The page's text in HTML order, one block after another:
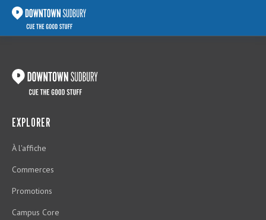
EXPLORER
À l'affiche
Commerces
Promotions
Campus Core